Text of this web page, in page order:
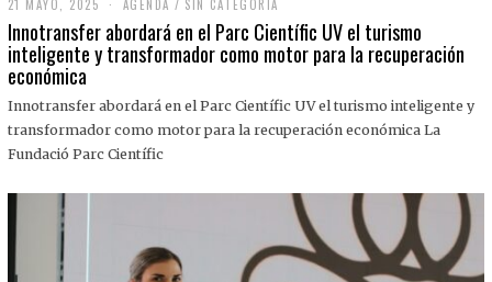
21 MAYO, 2025
M
A
Y
,
0
2
AGENDA / SIN CATEGORÍA
Innotransfer abordará en el Parc Científic UV el turismo
inteligente y transformador como motor para la recuperación
económica
Innotransfer abordará en el Parc Científic UV el turismo inteligente y
transformador como motor para la recuperación económica La
Fundació Parc Científic